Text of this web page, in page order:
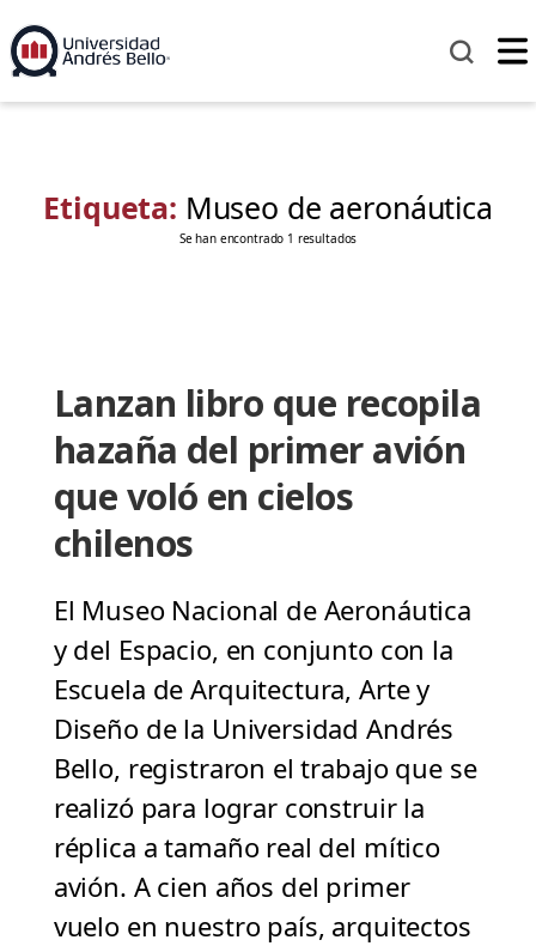
Etiqueta: Museo de aeronáutica
Se han encontrado 1 resultados
Lanzan libro que recopila
hazaña del primer avión
que voló en cielos
chilenos
El Museo Nacional de Aeronáutica
y del Espacio, en conjunto con la
Escuela de Arquitectura, Arte y
Diseño de la Universidad Andrés
Bello, registraron el trabajo que se
realizó para lograr construir la
réplica a tamaño real del mítico
avión. A cien años del primer
vuelo en nuestro país, arquitectos